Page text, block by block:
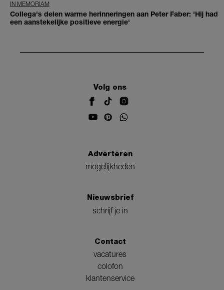
IN MEMORIAM
Collega's delen warme herinneringen aan Peter Faber: 'Hij had
een aanstekelijke positieve energie'
Volg ons
Adverteren
mogelijkheden
Nieuwsbrief
schrijf je in
Contact
vacatures
colofon
klantenservice